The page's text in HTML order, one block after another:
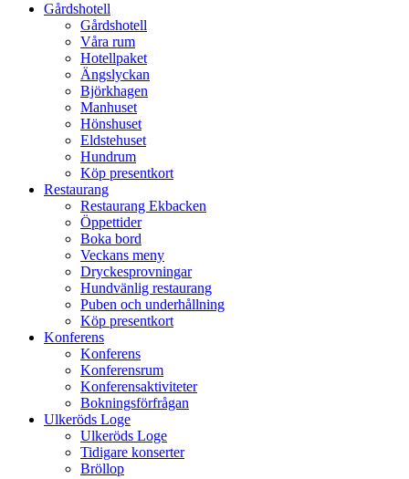
Gårdshotell
Gårdshotell
Våra rum
Hotellpaket
Ängslyckan
Björkhagen
Manhuset
Hönshuset
Eldstehuset
Hundrum
Köp presentkort
Restaurang
Restaurang Ekbacken
Öppettider
Boka bord
Veckans meny
Dryckesprovningar
Hundvänlig restaurang
Puben och underhållning
Köp presentkort
Konferens
Konferens
Konferensrum
Konferensaktiviteter
Bokningsförfrågan
Ulkeröds Loge
Ulkeröds Loge
Tidigare konserter
Bröllop